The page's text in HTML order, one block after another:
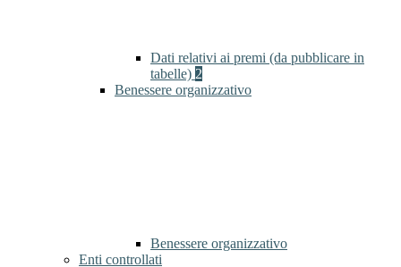
Dati relativi ai premi (da pubblicare in
tabelle) 2
Benessere organizzativo
Benessere organizzativo
Enti controllati